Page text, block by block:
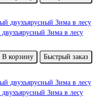
Зима в лесу
В корзину
Быстрый заказ
Зима в лесу